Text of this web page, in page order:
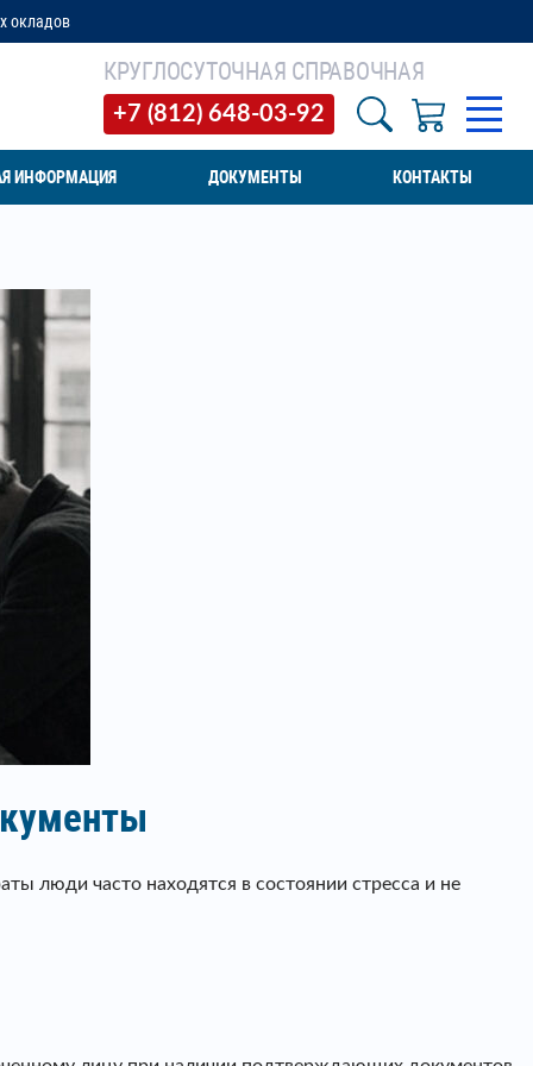
КРУГЛОСУТОЧНАЯ СПРАВОЧНАЯ
+7 (812) 648-03-92
ИНФОРМАЦИЯ ДОКУМЕНТЫ КОНТАКТЫ
люди часто находятся в состоянии стресса и не